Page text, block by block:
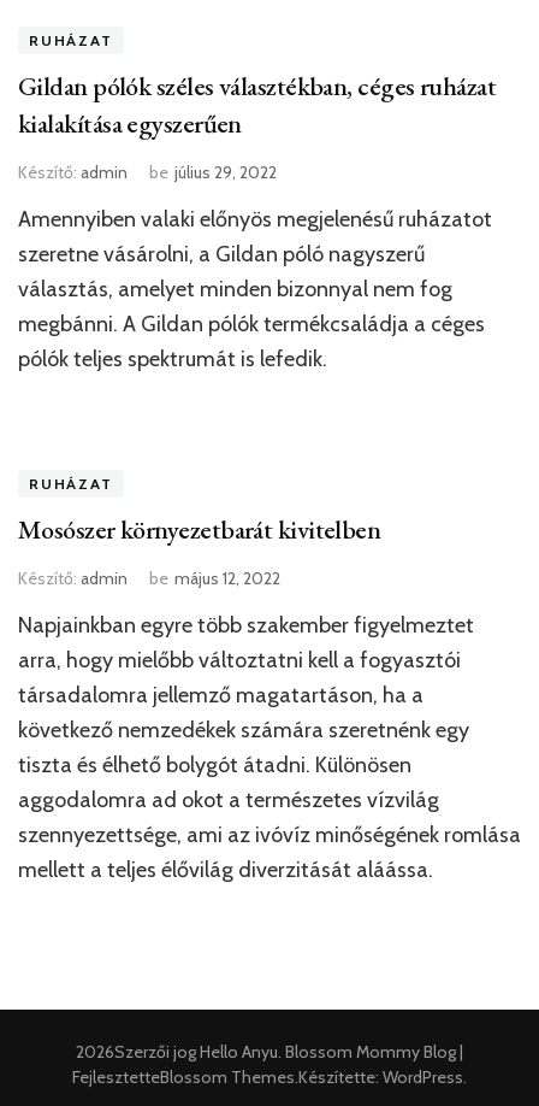
RUHÁZAT
Gildan pólók széles választékban, céges ruházat
kialakítása egyszerűen
Készítő: admin be július 29, 2022
Amennyiben valaki előnyös megjelenésű ruházatot
szeretne vásárolni, a Gildan póló nagyszerű
választás, amelyet minden bizonnyal nem fog
megbánni. A Gildan pólók termékcsaládja a céges
pólók teljes spektrumát is lefedik.
RUHÁZAT
Mosószer környezetbarát kivitelben
Készítő: admin be május 12, 2022
Napjainkban egyre több szakember figyelmeztet
arra, hogy mielőbb változtatni kell a fogyasztói
társadalomra jellemző magatartáson, ha a
következő nemzedékek számára szeretnénk egy
tiszta és élhető bolygót átadni. Különösen
aggodalomra ad okot a természetes vízvilág
szennyezettsége, ami az ivóvíz minőségének romlása
mellett a teljes élővilág diverzitását aláássa.
2026Szerzői jogHello Anyu. Blossom Mommy Blog |
FejlesztetteBlossom Themes.Készítette: WordPress.